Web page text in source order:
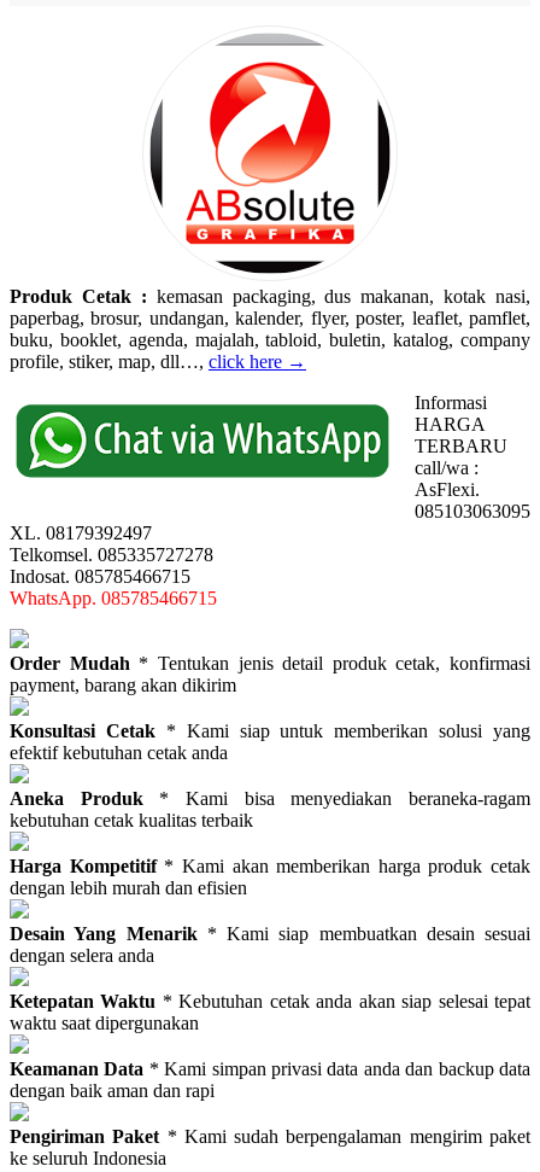
Produk Cetak : kemasan packaging, dus makanan, kotak nasi,
paperbag, brosur, undangan, kalender, flyer, poster, leaflet, pamflet,
buku, booklet, agenda, majalah, tabloid, buletin, katalog, company
profile, stiker, map, dll…, click here →
Informasi
HARGA
TERBARU
call/wa :
AsFlexi.
085103063095
XL. 08179392497
Telkomsel. 085335727278
Indosat. 085785466715
WhatsApp. 085785466715
Order Mudah * Tentukan jenis detail produk cetak, konfirmasi
payment, barang akan dikirim
Konsultasi Cetak* Kami siap untuk memberikan solusi yang
efektif kebutuhan cetak anda
Aneka Produk * Kami bisa menyediakan beraneka-ragam
kebutuhan cetak kualitas terbaik
Harga Kompetitif* Kami akan memberikan harga produk cetak
dengan lebih murah dan efisien
Desain Yang Menarik* Kami siap membuatkan desain sesuai
dengan selera anda
Ketepatan Waktu * Kebutuhan cetak anda akan siap selesai tepat
waktu saat dipergunakan
Keamanan Data * Kami simpan privasi data anda dan backup data
dengan baik aman dan rapi
Pengiriman Paket * Kami sudah berpengalaman mengirim paket
ke seluruh Indonesia